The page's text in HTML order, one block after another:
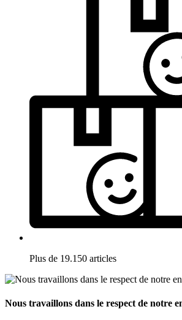
Plus de 19.150 articles
Nous travaillons dans le respect de notre